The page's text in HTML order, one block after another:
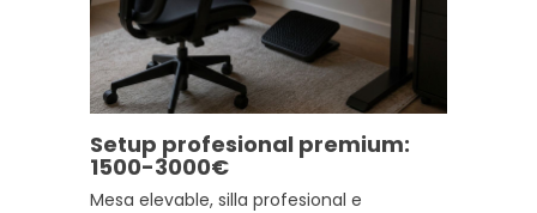
Setup profesional premium:
1500-3000€
Mesa elevable, silla profesional e